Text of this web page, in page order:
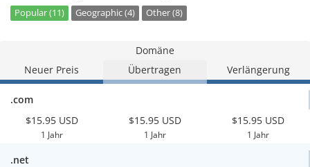
Popular (11) Geographic (4) Other (8)
Domäne
Neuer Preis
Übertragen Verlängerung
.com
$15.95 USD
1 Jahr
$15.95 USD
1 Jahr
$15.95 USD
1 Jahr
.net